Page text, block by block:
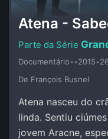
Atena -
Documentário••2015•
De François Busnel
Atena nasceu do
linda. Sentiu
jovem Aracne,